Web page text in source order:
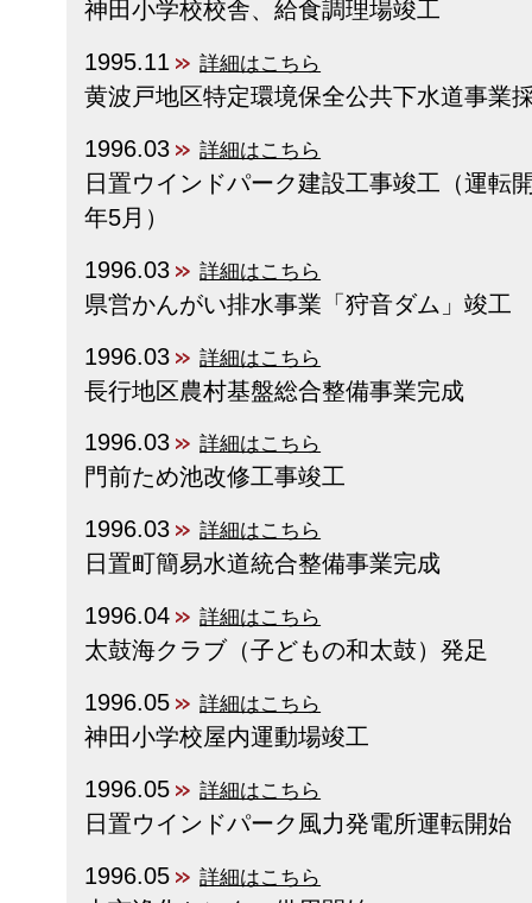
神田小学校校舎、給食調理場竣工
1995.11
詳細はこちら
黄波戸地区特定環境保全公共下水道事業
1996.03
詳細はこちら
日置ウインドパーク建設工事竣工（運転
年5月）
1996.03
詳細はこちら
県営かんがい排水事業「狩音ダム」竣工
1996.03
詳細はこちら
長行地区農村基盤総合整備事業完成
1996.03
詳細はこちら
門前ため池改修工事竣工
1996.03
詳細はこちら
日置町簡易水道統合整備事業完成
1996.04
詳細はこちら
太鼓海クラブ（子どもの和太鼓）発足
1996.05
詳細はこちら
神田小学校屋内運動場竣工
1996.05
詳細はこちら
日置ウインドパーク風力発電所運転開始
1996.05
詳細はこちら